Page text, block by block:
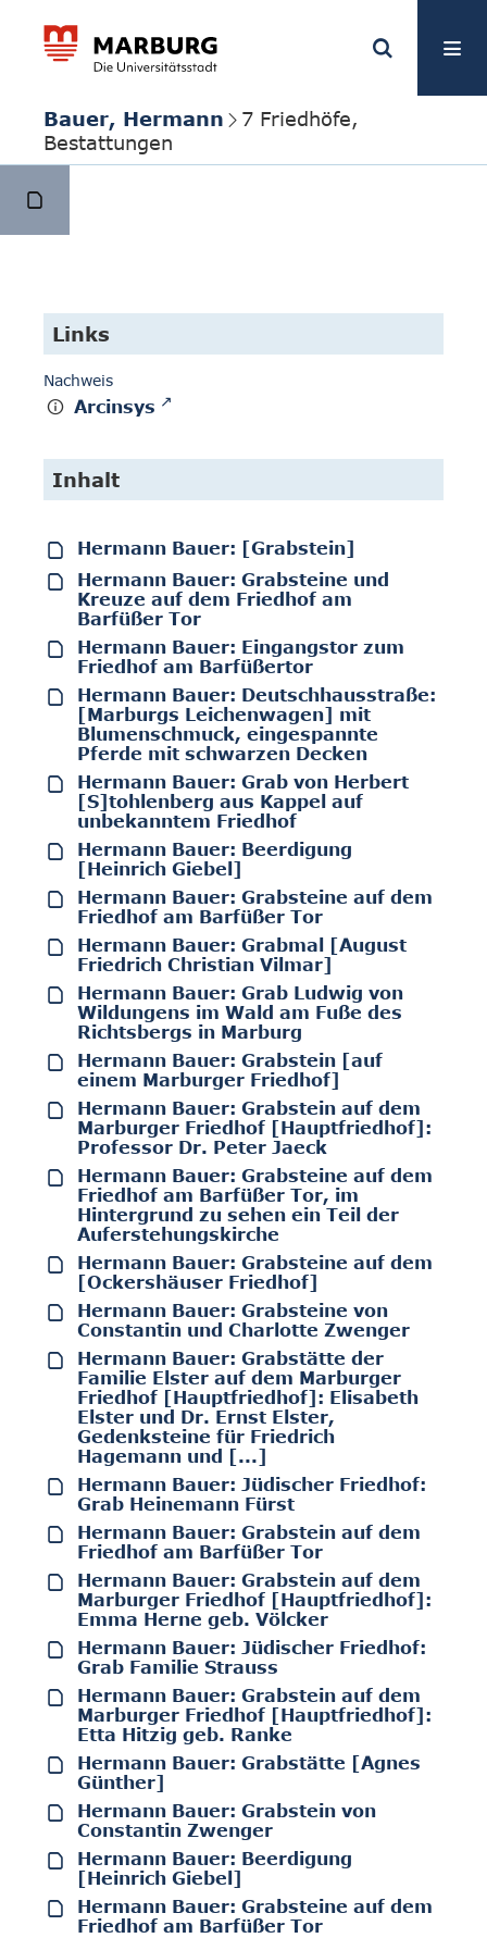
Bauer, Hermann
7 Friedhöfe,
Bestattungen
Links
Nachweis
Arcinsys
Inhalt
Hermann Bauer: [Grabstein]
Hermann Bauer: Grabsteine und
Kreuze auf dem Friedhof am
Barfüßer Tor
Hermann Bauer: Eingangstor zum
Friedhof am Barfüßertor
Hermann Bauer: Deutschhausstraße:
[Marburgs Leichenwagen] mit
Blumenschmuck, eingespannte
Pferde mit schwarzen Decken
Hermann Bauer: Grab von Herbert
[S]tohlenberg aus Kappel auf
unbekanntem Friedhof
Hermann Bauer: Beerdigung
[Heinrich Giebel]
Hermann Bauer: Grabsteine auf dem
Friedhof am Barfüßer Tor
Hermann Bauer: Grabmal [August
Friedrich Christian Vilmar]
Hermann Bauer: Grab Ludwig von
Wildungens im Wald am Fuße des
Richtsbergs in Marburg
Hermann Bauer: Grabstein [auf
einem Marburger Friedhof]
Hermann Bauer: Grabstein auf dem
Marburger Friedhof [Hauptfriedhof]:
Professor Dr. Peter Jaeck
Hermann Bauer: Grabsteine auf dem
Friedhof am Barfüßer Tor, im
Hintergrund zu sehen ein Teil der
Auferstehungskirche
Hermann Bauer: Grabsteine auf dem
[Ockershäuser Friedhof]
Hermann Bauer: Grabsteine von
Constantin und Charlotte Zwenger
Hermann Bauer: Grabstätte der
Familie Elster auf dem Marburger
Friedhof [Hauptfriedhof]: Elisabeth
Elster und Dr. Ernst Elster,
Gedenksteine für Friedrich
Hagemann und [...]
Hermann Bauer: Jüdischer Friedhof:
Grab Heinemann Fürst
Hermann Bauer: Grabstein auf dem
Friedhof am Barfüßer Tor
Hermann Bauer: Grabstein auf dem
Marburger Friedhof [Hauptfriedhof]:
Emma Herne geb. Völcker
Hermann Bauer: Jüdischer Friedhof:
Grab Familie Strauss
Hermann Bauer: Grabstein auf dem
Marburger Friedhof [Hauptfriedhof]:
Etta Hitzig geb. Ranke
Hermann Bauer: Grabstätte [Agnes
Günther]
Hermann Bauer: Grabstein von
Constantin Zwenger
Hermann Bauer: Beerdigung
[Heinrich Giebel]
Hermann Bauer: Grabsteine auf dem
Friedhof am Barfüßer Tor